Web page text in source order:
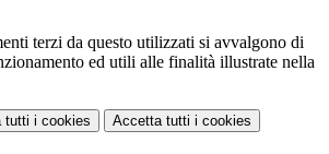
terzi da questo utilizzati si avvalgono di
ed utili alle finalità illustrate nella
tutti i cookies Accetta tutti i cookies